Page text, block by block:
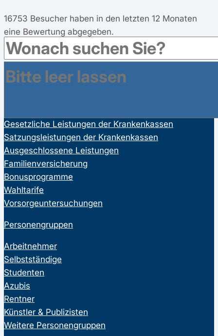
16753 Besucher haben in den letzten 12 Monaten
eine Bewertung abgegeben.
Gesetzliche Leistungen der Krankenkassen
Satzungsleistungen der Krankenkassen
Ausgeschlossene Leistungen
Familienversicherung
Bonusprogramme
Wahltarife
Vorsorgeuntersuchungen
Personengruppen
Arbeitnehmer
Selbstständige
Studenten
Azubis
Rentner
Künstler & Publizisten
Weitere Personengruppen